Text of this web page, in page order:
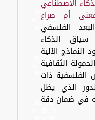
الاصطناعي
أم صراع
الفلسفي
الذكاء
الآلية
الثقافية
الفلسفية ذات
الذي يظل
في ضمان دقة